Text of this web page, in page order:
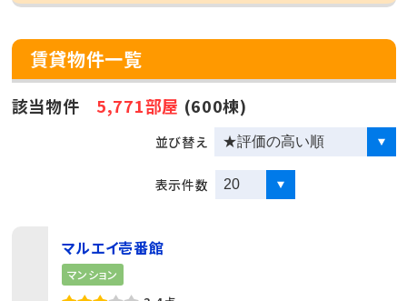
賃貸物件一覧
該当物件 5,771部屋 (600棟)
並び替え
表示件数
マルエイ壱番館
マンション